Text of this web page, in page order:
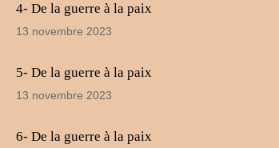
4- De la guerre à la paix
13 novembre 2023
5- De la guerre à la paix
13 novembre 2023
6- De la guerre à la paix